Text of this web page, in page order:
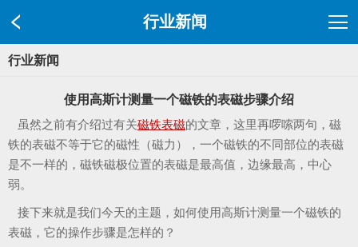
行业新闻
行业新闻
使用高斯计测量一个磁铁的表磁步骤介绍
虽然之前有介绍过有关磁铁表磁的文章，这里再啰嗦两句，磁
铁的表磁不等于它的磁性（磁力），一个磁铁的不同部位的表磁
是不一样的，磁铁磁极位置的表磁是最高值，边缘最高，中心
弱。
接下来就是我们今天的主题，如何使用高斯计测量一个磁铁的
表磁，它的操作步骤是怎样的？